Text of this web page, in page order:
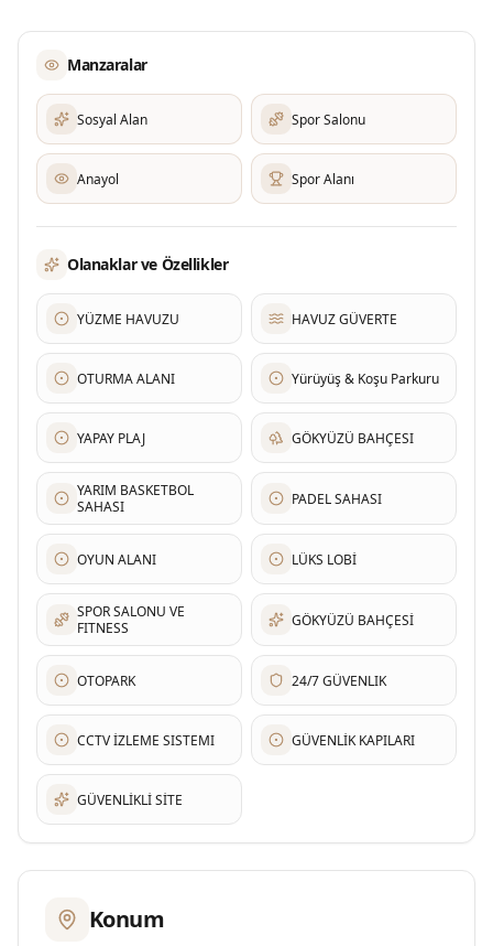
Manzaralar
Sosyal Alan Spor Salonu
Anayol Spor Alanı
Olanaklar ve Özellikler
YÜZME HAVUZU HAVUZ GÜVERTE
OTURMA ALANI Yürüyüş & Koşu Parkuru
YAPAY PLAJ GÖKYÜZÜ BAHÇESI
YARIM BASKETBOL
SAHASI
PADEL SAHASI
OYUN ALANI LÜKS LOBİ
SPOR SALONU VE
FITNESS
GÖKYÜZÜ BAHÇESİ
OTOPARK 24/7 GÜVENLIK
CCTV İZLEME SISTEMI GÜVENLİK KAPILARI
GÜVENLİKLİ SİTE
Konum